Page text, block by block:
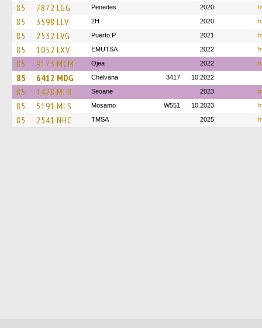
85 7872 LGG Penedes 2020
85 3598 LLV 2H 2020
85 2532 LVG Puerto P 2021
85 1052 LXV EMUTSA 2022
85 9173 MCM Ojea 2022
85 6412 MDG Chelvana 3417 10.2022
85 1428 MLB Seoane 2023
85 5191 MLS Mosamo W551 10.2023
85 2541 NHC TMSA 2025